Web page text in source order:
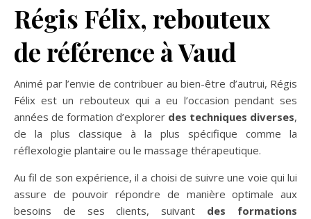
Régis Félix, rebouteux
de référence à Vaud
Animé par l’envie de contribuer au bien-être d’autrui, Régis
Félix est un rebouteux qui a eu l’occasion pendant ses
années de formation d’explorer des techniques diverses,
de la plus classique à la plus spécifique comme la
réflexologie plantaire ou le massage thérapeutique.
Au fil de son expérience, il a choisi de suivre une voie qui lui
assure de pouvoir répondre de manière optimale aux
besoins de ses clients, suivant des formations